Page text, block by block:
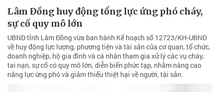
Lâm Đồng huy động tổng lực ứng phó cháy,
sự cố quy mô lớn
UBND tỉnh Lâm Đồng vừa ban hành Kế hoạch số 12723/KH-UBND
về huy động lực lượng, phương tiện và tài sản của cơ quan, tổ chức,
doanh nghiệp, hộ gia đình và cá nhân tham gia xử lý các vụ cháy,
tai nạn, sự cố có quy mô lớn, diễn biến phức tạp, nhằm nâng cao
năng lực ứng phó và giảm thiểu thiệt hại về người, tài sản.